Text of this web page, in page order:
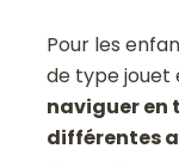
Pour les
de type jouet
naviguer en
différentes